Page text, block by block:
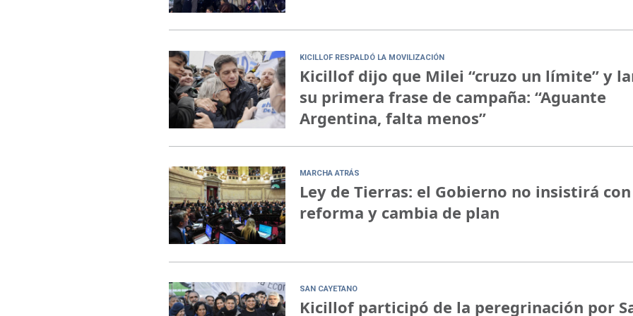
KICILLOF RESPALDÓ LA MOVILIZACIÓN
Kicillof dijo que Milei “cruzo un límite” y
su primera frase de campaña: “Aguante
Argentina, falta menos”
MARCHA ATRÁS
Ley de Tierras: el Gobierno no insistirá
reforma y cambia de plan
SAN CAYETANO
Kicillof participó de la peregrinación por